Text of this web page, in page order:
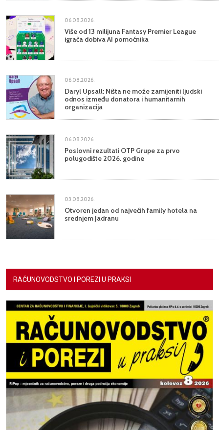
06.08.2026.
Više od 13 milijuna Fantasy Premier League
igrača dobiva AI pomoćnika
06.08.2026.
Daryl Upsall: Ništa ne može zamijeniti ljudski
odnos između donatora i humanitarnih
organizacija
06.08.2026.
Poslovni rezultati OTP Grupe za prvo
polugodište 2026. godine
03.08.2026.
Otvoren jedan od najvećih family hotela na
srednjem Jadranu
RAČUNOVODSTVO I POREZI U PRAKSI